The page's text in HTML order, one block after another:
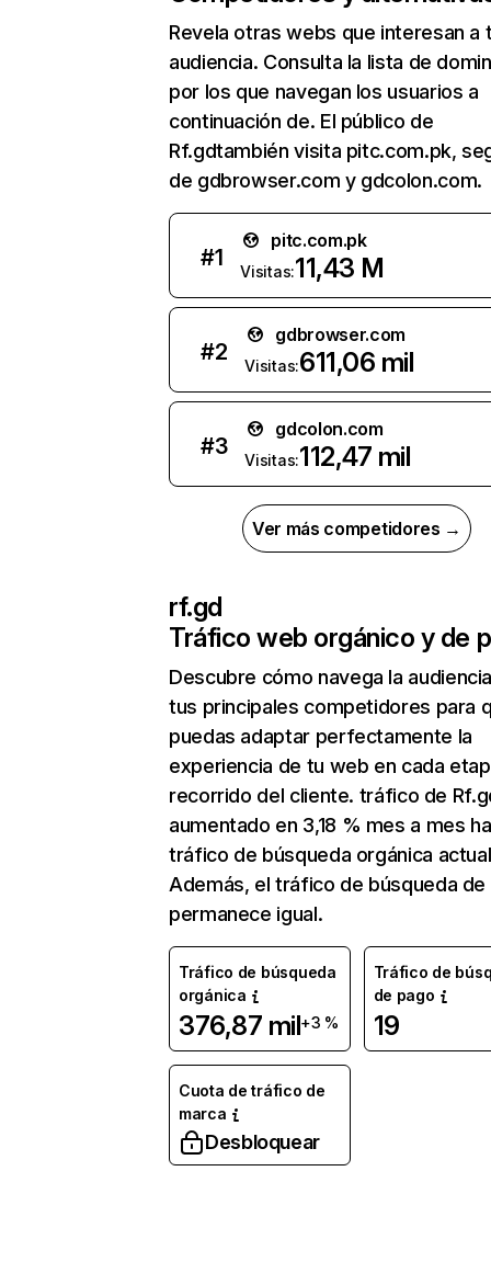
Revela otras webs que interesan a
audiencia. Consulta la lista de
por los que navegan los usuarios a
continuación de. El público de
Rf.gdtambién visita pitc.com.pk,
de gdbrowser.com y gdcolon.com.
#1
pitc.com.pk
Visitas:11,43 M
#2
gdbrowser.com
Visitas:611,06 mil
#3
gdcolon.com
Visitas:112,47 mil
Ver más competidores →
rf.gd
Tráfico web orgánico y de
Descubre cómo navega la
tus principales competidores para
puedas adaptar perfectamente la
experiencia de tu web en cada
recorrido del cliente. tráfico de
aumentado en 3,18 % mes a mes
tráfico de búsqueda orgánica
Además, el tráfico de búsqueda de
permanece igual.
Tráfico de búsqueda
orgánica
376,87 mil+3 %
Tráfico de
de pago
19
Cuota de tráfico de
marca
Desbloquear